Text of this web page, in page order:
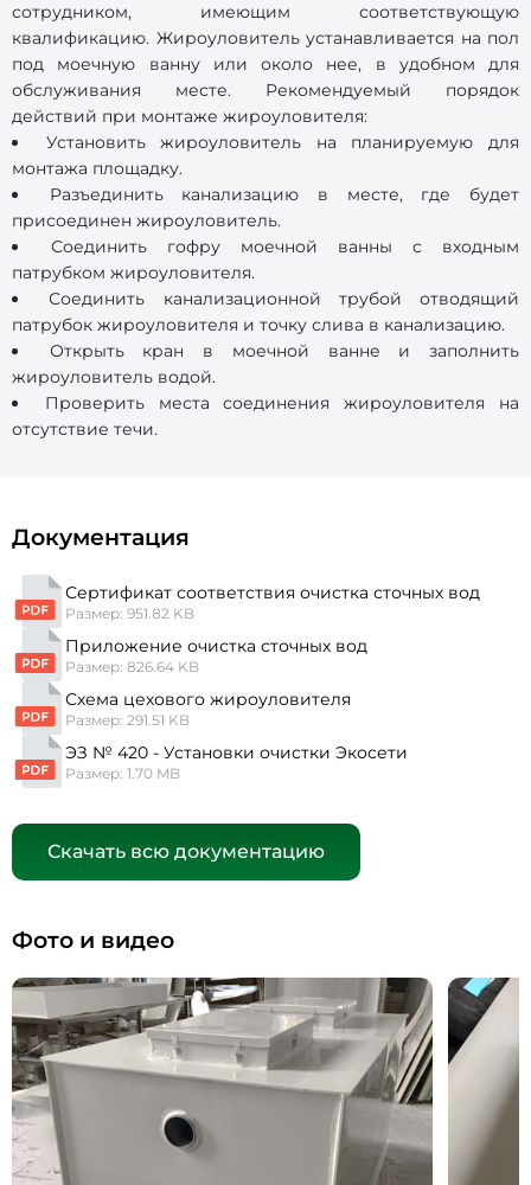
сотрудником, имеющим соответствующую
квалификацию. Жироуловитель устанавливается на пол
под моечную ванну или около нее, в удобном для
обслуживания месте. Рекомендуемый порядок
действий при монтаже жироуловителя:
Установить жироуловитель на планируемую для
монтажа площадку.
Разъединить канализацию в месте, где будет
присоединен жироуловитель.
Соединить гофру моечной ванны с входным
патрубком жироуловителя.
Соединить канализационной трубой отводящий
патрубок жироуловителя и точку слива в канализацию.
Открыть кран в моечной ванне и заполнить
жироуловитель водой.
Проверить места соединения жироуловителя на
отсутствие течи.
Документация
Сертификат соответствия очистка сточных вод
Размер: 951.82 KB
Приложение очистка сточных вод
Размер: 826.64 KB
Схема цехового жироуловителя
Размер: 291.51 KB
ЭЗ № 420 - Установки очистки Экосети
Размер: 1.70 MB
Скачать всю документацию
Фото и видео